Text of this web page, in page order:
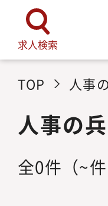
求人検索
TOP 人事
人事の
全0件 （~